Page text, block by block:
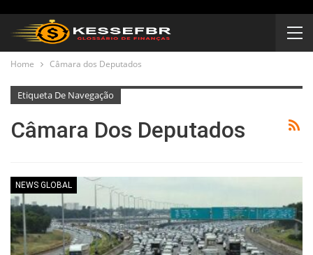
Home Câmara dos Deputados
Etiqueta De Navegação
Câmara Dos Deputados
NEWS GLOBAL